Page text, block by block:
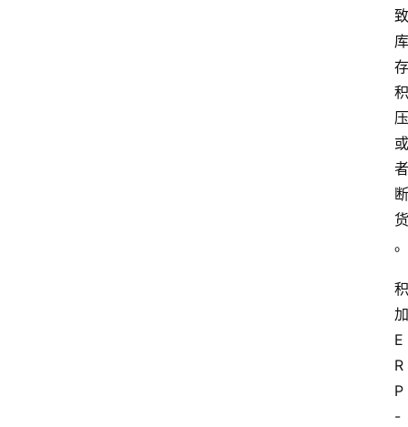
致
库
存
积
压
或
者
断
货
。
积
加
E
R
P
-